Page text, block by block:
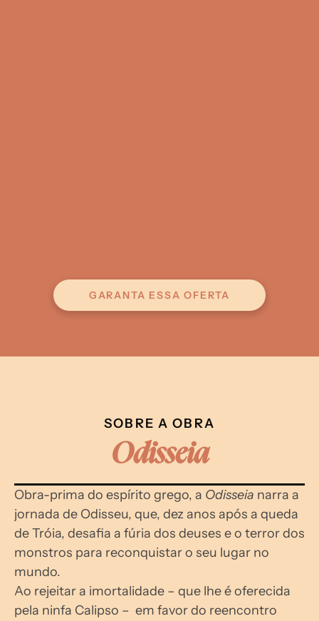
GARANTA ESSA OFERTA
SOBRE A OBRA
Odisseia
Obra-prima do espírito grego, a Odisseia narra a
jornada de Odisseu, que, dez anos após a queda
de Tróia, desafia a fúria dos deuses e o terror dos
monstros para reconquistar o seu lugar no
mundo.
Ao rejeitar a imortalidade – que lhe é oferecida
pela ninfa Calipso –  em favor do reencontro